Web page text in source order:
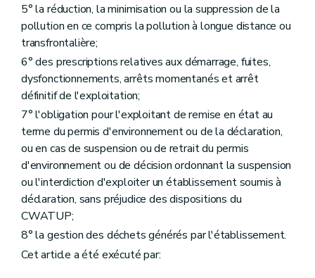
5° la réduction, la minimisation ou la suppression de la
pollution en ce compris la pollution à longue distance ou
transfrontalière;
6° des prescriptions relatives aux démarrage, fuites,
dysfonctionnements, arrêts momentanés et arrêt
définitif de l'exploitation;
7° l'obligation pour l'exploitant de remise en état au
terme du permis d'environnement ou de la déclaration,
ou en cas de suspension ou de retrait du permis
d'environnement ou de décision ordonnant la suspension
ou l'interdiction d'exploiter un établissement soumis à
déclaration, sans préjudice des dispositions du
CWATUP;
8° la gestion des déchets générés par l'établissement.
Cet article a été exécuté par: